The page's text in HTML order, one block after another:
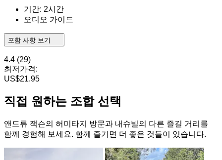
기간: 2시간
오디오 가이드
포함 사항 보기
4.4 (29)
최저가격:
US$21.95
직접 원하는 조합 선택
앤드류 잭슨의 허미타지 방문과 내슈빌의 다른 즐길 거리를
함께 경험해 보세요. 함께 즐기면 더 좋은 것들이 있습니다.